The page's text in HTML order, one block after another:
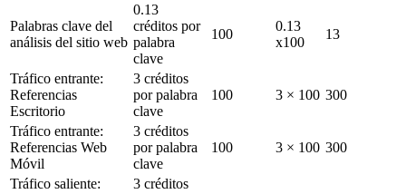
Palabras clave del
análisis del sitio web
0.13
créditos por
palabra
clave
100
0.13
x100
13
Tráfico entrante:
Referencias
Escritorio
3 créditos
por palabra
clave
100 3 × 100 300
Tráfico entrante:
Referencias Web
Móvil
3 créditos
por palabra
clave
100 3 × 100 300
Tráfico saliente:
3 créditos